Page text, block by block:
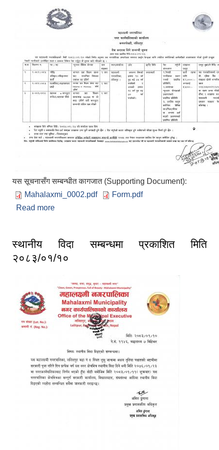
यस सूचनासँग सम्बन्धीत कागजात (Supporting Document):
Mahalaxmi_0002.pdf
Form.pdf
Read more
स्थानीय विदा सम्बन्धमा प्रकाशित मिति
२०८३/०१/१०